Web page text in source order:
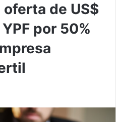
de US$
por 50%